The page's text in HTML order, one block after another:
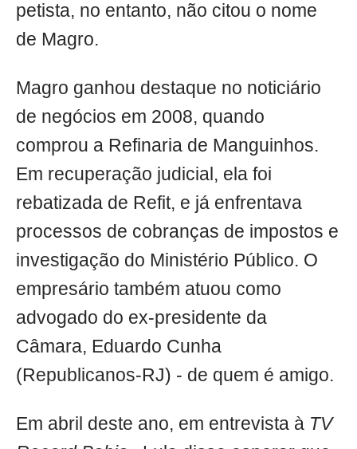
petista, no entanto, não citou o nome
de Magro.
Magro ganhou destaque no noticiário
de negócios em 2008, quando
comprou a Refinaria de Manguinhos.
Em recuperação judicial, ela foi
rebatizada de Refit, e já enfrentava
processos de cobranças de impostos e
investigação do Ministério Público. O
empresário também atuou como
advogado do ex-presidente da
Câmara, Eduardo Cunha
(Republicanos-RJ) - de quem é amigo.
Em abril deste ano, em entrevista à TV